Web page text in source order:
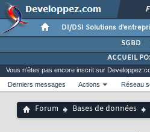
DI/DSI Solutions
SGBD
ACCUEIL
Vous n'êtes pas encore inscrit sur
Derniers messages
Actions Réseau
Forum Bases de données